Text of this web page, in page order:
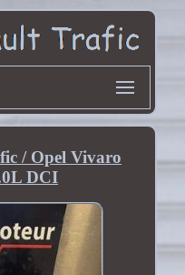
/ Opel Vivaro
DCI